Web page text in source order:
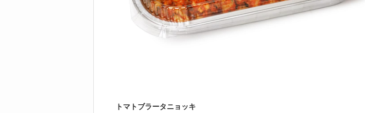
トマトブラータニョッキ